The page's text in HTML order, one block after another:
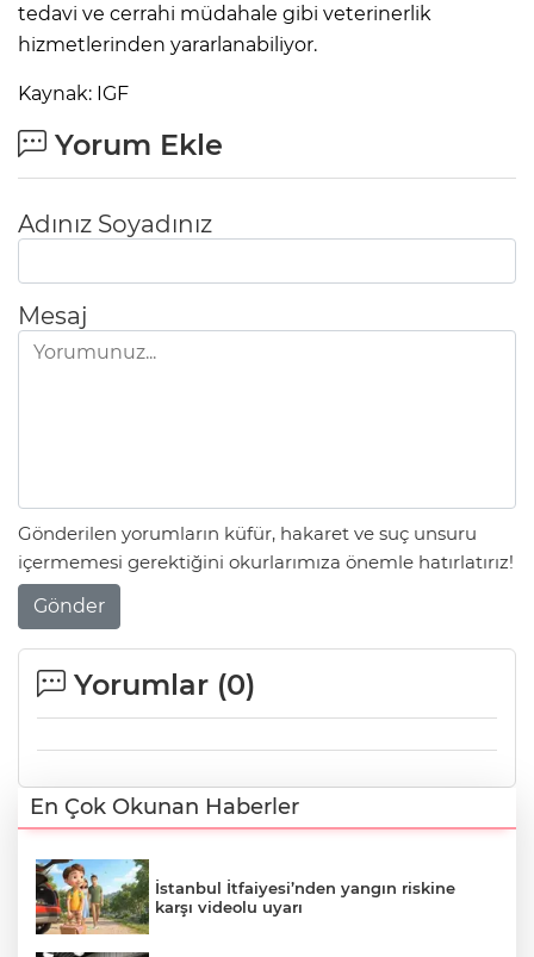
tedavi ve cerrahi müdahale gibi veterinerlik
hizmetlerinden yararlanabiliyor.
Kaynak: IGF
Yorum Ekle
Adınız Soyadınız
Mesaj
Gönderilen yorumların küfür, hakaret ve suç unsuru
içermemesi gerektiğini okurlarımıza önemle hatırlatırız!
Gönder
Yorumlar (0)
En Çok Okunan Haberler
İstanbul İtfaiyesi’nden yangın riskine
karşı videolu uyarı